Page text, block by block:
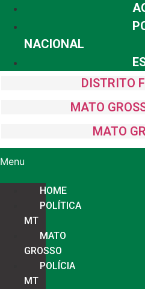
NACIONAL
DISTRITO
MATO
MATO
Menu
HOME
POLÍTICA
MT
MATO
GROSSO
POLÍCIA
MT